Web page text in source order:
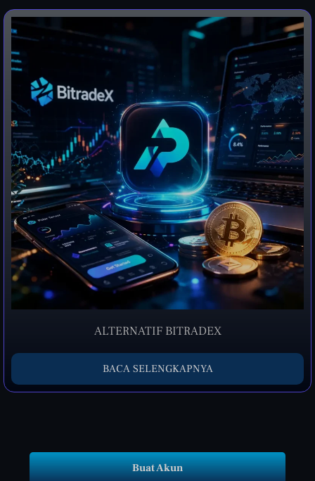
ALTERNATIF BITRADEX
BACA SELENGKAPNYA
Buat Akun